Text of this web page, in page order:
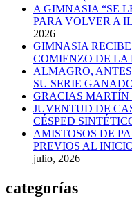
A GIMNASIA “SE
PARA VOLVER A
2026
GIMNASIA
COMIENZO DE LA
ALMAGRO,
SU SERIE
GRACIAS
JUVENTUD DE
CÉSPED
AMISTOSOS DE
PREVIOS AL
julio, 2026
categorías